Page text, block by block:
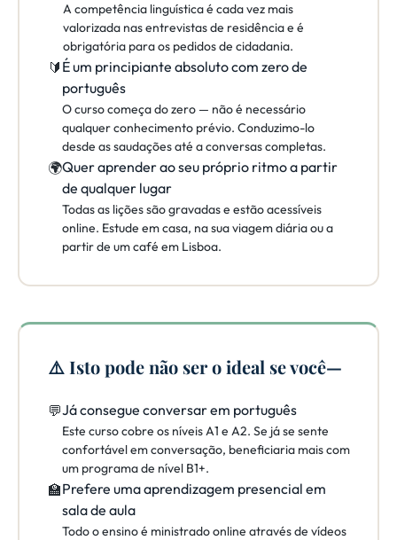
A competência linguística é cada vez mais
valorizada nas entrevistas de residência e é
obrigatória para os pedidos de cidadania.
🔰 É um principiante absoluto com zero de
português
O curso começa do zero — não é necessário
qualquer conhecimento prévio. Conduzimo-lo
desde as saudações até a conversas completas.
🌍Quer aprender ao seu próprio ritmo a partir
de qualquer lugar
Todas as lições são gravadas e estão acessíveis
online. Estude em casa, na sua viagem diária ou a
partir de um café em Lisboa.
⚠️ Isto pode não ser o ideal se você—
💬Já consegue conversar em português
Este curso cobre os níveis A1 e A2. Se já se sente
confortável em conversação, beneficiaria mais com
um programa de nível B1+.
🏫Prefere uma aprendizagem presencial em
sala de aula
Todo o ensino é ministrado online através de vídeos